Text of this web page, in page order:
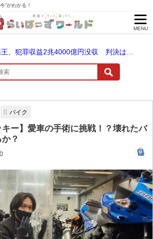
”がわかる！
MENU
バイク
キー】愛車の手術に挑戦！？壊れたバ
？